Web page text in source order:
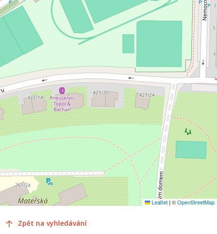
Leaflet | ©OpenStreetMap
Zpět na vyhledávání